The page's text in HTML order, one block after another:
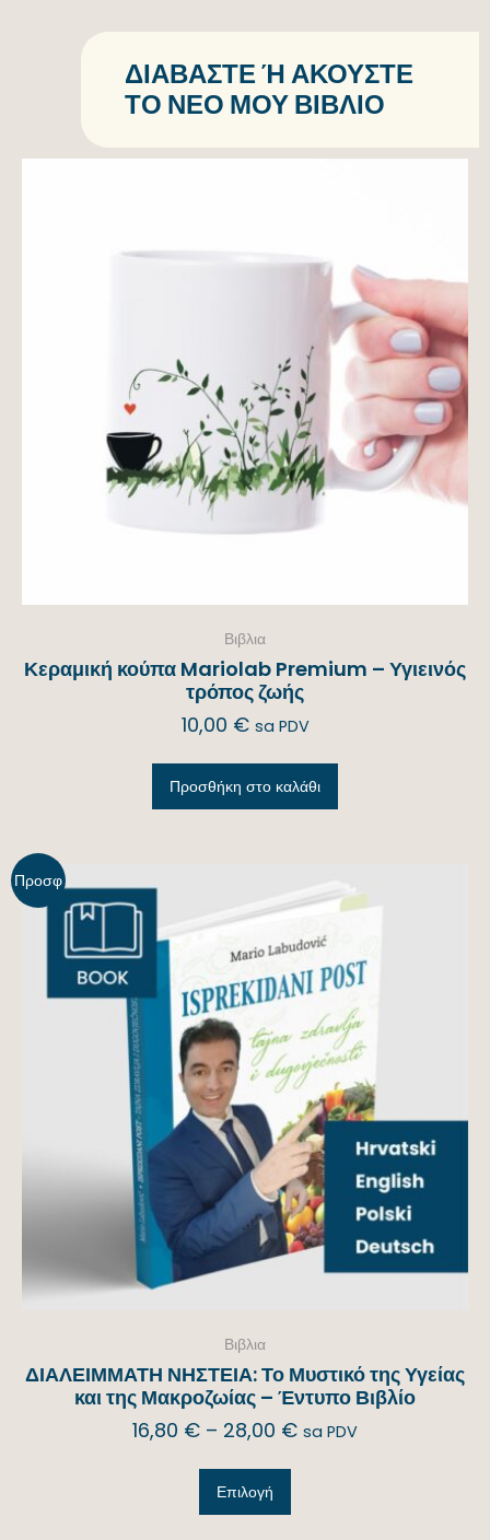
ΔΙΑΒΆΣΤΕ Ή ΑΚΟΎΣΤΕ Τ
Ο ΝΈΟ ΜΟΥ ΒΙΒΛΊΟ
Βιβλια
Κεραμική κούπα Mariolab Premium – Υγιεινός
τρόπος ζωής
10,00 € sa PDV
Προσθήκη στο καλάθι
Προσφ
Βιβλια
ΔΙΑΛΕΙΜΜΑΤΗ ΝΗΣΤΕΙΑ: Το Μυστικό της Υγείας
και της Μακροζωίας – Έντυπο Βιβλίο
16,80 € – 28,00 € sa PDV
Επιλογή